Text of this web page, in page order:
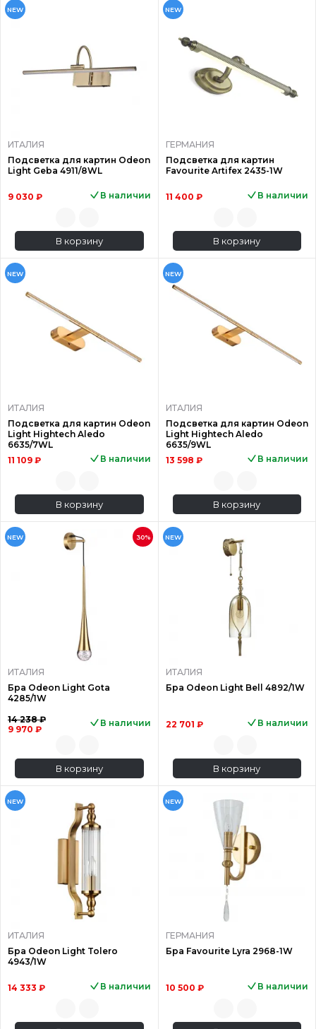
NEW
ИТАЛИЯ
Подсветка для картин Odeon
Light Geba 4911/8WL
9 030 ₽ В наличии
В корзину
NEW
ГЕРМАНИЯ
Подсветка для картин
Favourite Artifex 2435-1W
11 400 ₽ В наличии
В корзину
NEW
ИТАЛИЯ
Подсветка для картин Odeon
Light Hightech Aledo
6635/7WL
11 109 ₽
В наличии
В корзину
NEW
ИТАЛИЯ
Подсветка для картин Odeon
Light Hightech Aledo
6635/9WL
13 598 ₽
В наличии
В корзину
NEW 30%
ИТАЛИЯ
Бра Odeon Light Gota
4285/1W
14 238 ₽
9 970 ₽
В наличии
В корзину
NEW
ИТАЛИЯ
Бра Odeon Light Bell 4892/1W
22 701 ₽ В наличии
В корзину
NEW
ИТАЛИЯ
Бра Odeon Light Tolero
4943/1W
14 333 ₽ В наличии
NEW
ГЕРМАНИЯ
Бра Favourite Lyra 2968-1W
10 500 ₽ В наличии